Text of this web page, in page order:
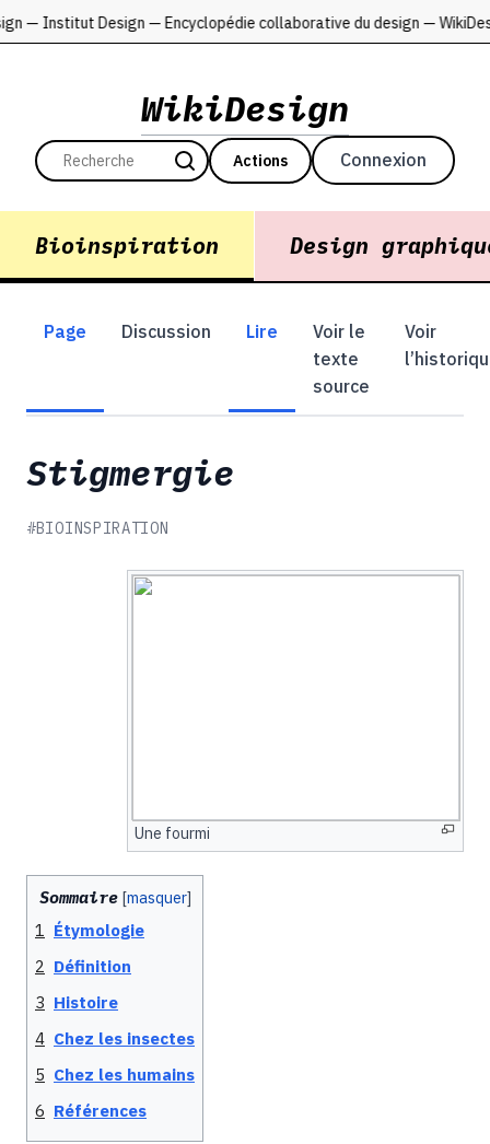
— Institut Design — Encyclopédie collaborative du design —
WikiDesign
Actions Connexion
Bioinspiration Design
Page Discussion Lire
Voir le
texte
source
Voir
Stigmergie
#BIOINSPIRATION
Une fourmi
Sommaire
1 Étymologie
2 Définition
3 Histoire
4 Chez les insectes
5 Chez les humains
6 Références